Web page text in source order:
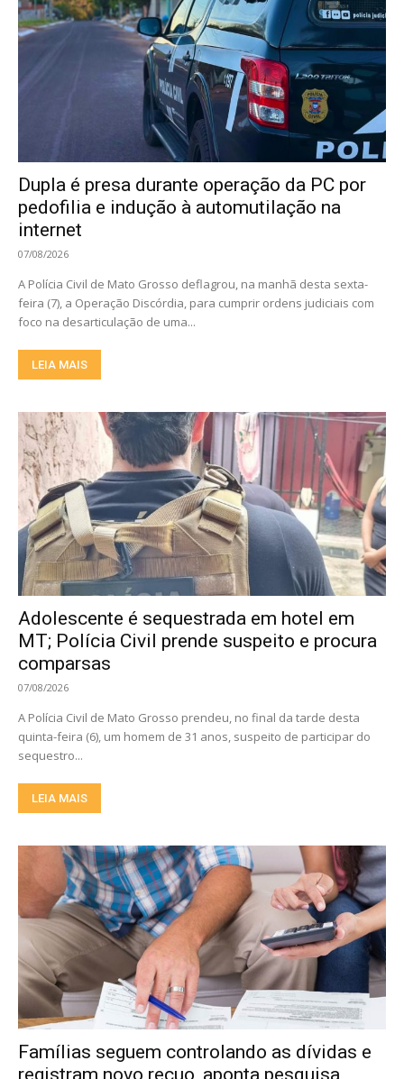
Dupla é presa durante operação da PC por
pedofilia e indução à automutilação na
internet
07/08/2026
A Polícia Civil de Mato Grosso deflagrou, na manhã desta sexta-
feira (7), a Operação Discórdia, para cumprir ordens judiciais com
foco na desarticulação de uma...
LEIA MAIS
Adolescente é sequestrada em hotel em
MT; Polícia Civil prende suspeito e procura
comparsas
07/08/2026
A Polícia Civil de Mato Grosso prendeu, no final da tarde desta
quinta-feira (6), um homem de 31 anos, suspeito de participar do
sequestro...
LEIA MAIS
Famílias seguem controlando as dívidas e